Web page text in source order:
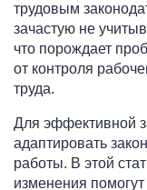
трудовым
зачастую не
что порождает
от контроля
труда.
Для эффективной
адаптировать
работы. В этой
изменения